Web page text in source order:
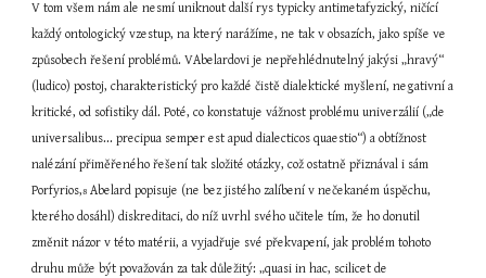
V tom všem nám ale nesmí uniknout další rys typicky antimetafyzický, ničící
každý ontologický vzestup, na který narážíme, ne tak v obsazích, jako spíše ve
způsobech řešení problémů. VAbelardovi je nepřehlédnutelný jakýsi „hravý“
(ludico) postoj, charakteristický pro každé čistě dialektické myšlení, negativní a
kritické, od sofistiky dál. Poté, co konstatuje vážnost problému univerzálií („de
universalibus... precipua semper est apud dialecticos quaestio“) a obtížnost
nalézání přiměřeného řešení tak složité otázky, což ostatně přiznával i sám
Porfyrios,8 Abelard popisuje (ne bez jistého zalíbení v nečekaném úspěchu,
kterého dosáhl) diskreditaci, do níž uvrhl svého učitele tím, že ho donutil
změnit názor v této matérii, a vyjadřuje své překvapení, jak problém tohoto
druhu může být považován za tak důležitý: „quasi in hac, scilicet de